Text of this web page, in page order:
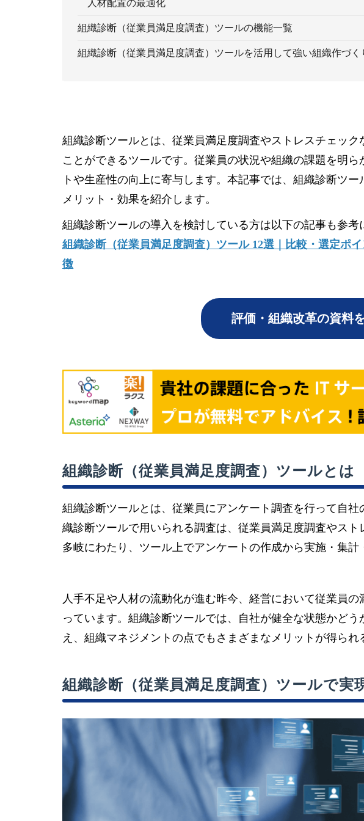
人材配置の最適化
組織診断（従業員満足度調査）ツールの機能一覧
組織診断（従業員満足度調査）ツールを活用して強い組織作づく
組織診断ツールとは、従業員満足度調査やストレスチェッ
ことができるツールです。従業員の状況や組織の課題を明
トや生産性の向上に寄与します。本記事では、組織診断ツ
メリット・効果を紹介します。
組織診断ツールの導入を検討している方は以下の記事も参考
組織診断（従業員満足度調査）ツール 12選｜比較・選定ポ
徴
評価・組織改革の資料
組織診断（従業員満足度調査）ツールとは
組織診断ツールとは、従業員にアンケート調査を行って自
織診断ツールで用いられる調査は、従業員満足度調査やス
多岐にわたり、ツール上でアンケートの作成から実施・集計
人手不足や人材の流動化が進む昨今、経営において従業員
っています。組織診断ツールでは、自社が健全な状態かど
え、組織マネジメントの点でもさまざまなメリットが得られ
組織診断（従業員満足度調査）ツールで実